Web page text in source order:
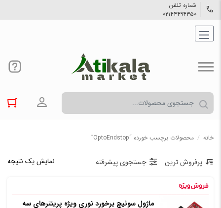
شماره تلفن
۰۲۱۴۴۴۹۴۳۵۰
ورود به
خانه / محصولات برچسب خورده “OptoEndstop”
نمایش یک نتیجه پرفروش ترین جستجوی پیشرفته
ماژول سوئیچ برخورد نوری ویژه پرینترهای سه